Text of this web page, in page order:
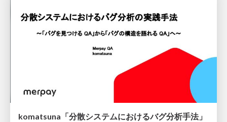
komatsuna「分散システムにおけるバグ分析手法」